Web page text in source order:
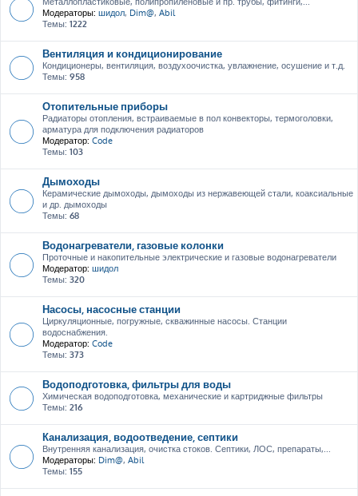
Модераторы: шидол, Dim@, Abil
Темы: 1222
Вентиляция и кондиционирование
Кондиционеры, вентиляция, воздухоочистка, увлажнение, осушение и т.д.
Темы: 958
Отопительные приборы
Радиаторы отопления, встраиваемые в пол конвекторы, термоголовки,
арматура для подключения радиаторов
Модератор: Code
Темы: 103
Дымоходы
Керамические дымоходы, дымоходы из нержавеющей стали, коаксиальные
и др. дымоходы
Темы: 68
Водонагреватели, газовые колонки
Проточные и накопительные электрические и газовые водонагреватели
Модератор: шидол
Темы: 320
Насосы, насосные станции
Циркуляционные, погружные, скважинные насосы. Станции
водоснабжения.
Модератор: Code
Темы: 373
Водоподготовка, фильтры для воды
Химическая водоподготовка, механические и картриджные фильтры
Темы: 216
Канализация, водоотведение, септики
Внутренняя канализация, очистка стоков. Септики, ЛОС, препараты,...
Модераторы: Dim@, Abil
Темы: 155